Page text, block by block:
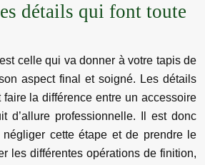
détails qui font toute
celle qui va donner à votre tapis de
aspect final et soigné. Les détails
la différence entre un accessoire
d’allure professionnelle. Il est donc
cette étape et de prendre le
les différentes opérations de finition,